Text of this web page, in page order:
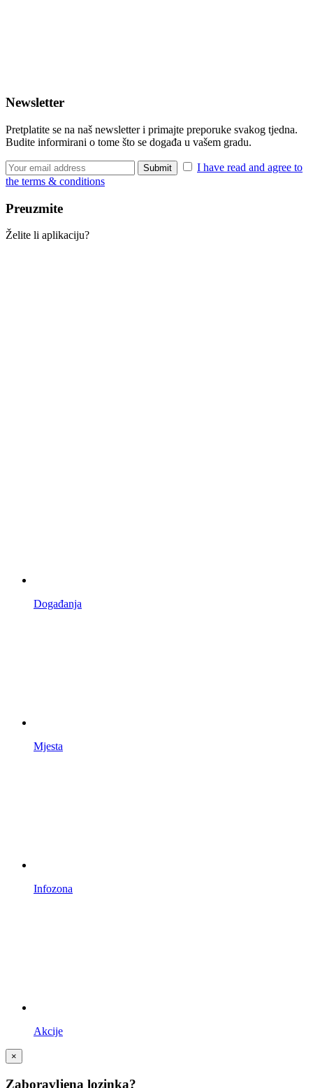
Newsletter
Pretplatite se na naš newsletter i primajte preporuke svakog tjedna.
Budite informirani o tome što se događa u vašem gradu.
I have read and agree to
the terms & conditions
Preuzmite
Želite li aplikaciju?
Događanja
Mjesta
Infozona
Akcije
×
Zaboravljena lozinka?